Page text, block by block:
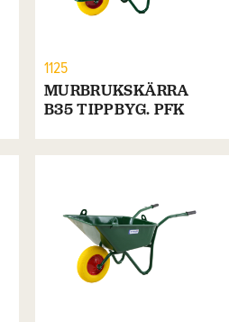
1125
MURBRUKSKÄRRA
B35 TIPPBYG. PFK